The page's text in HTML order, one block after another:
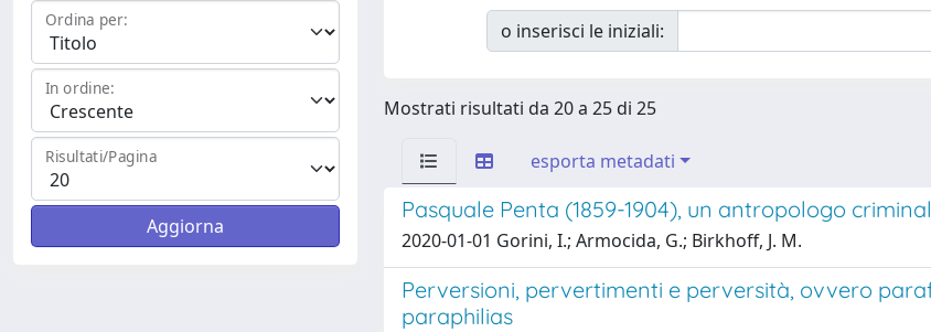
Ordina per:
In ordine:
Risultati/Pagina
o inserisci le iniziali:
Mostrati risultati da 20 a 25 di 25
esporta metadati
Pasquale Penta (1859-1904), un antropologo
2020-01-01 Gorini, I.; Armocida, G.; Birkhoff, J. M.
Perversioni, pervertimenti e perversità, ovvero
paraphilias